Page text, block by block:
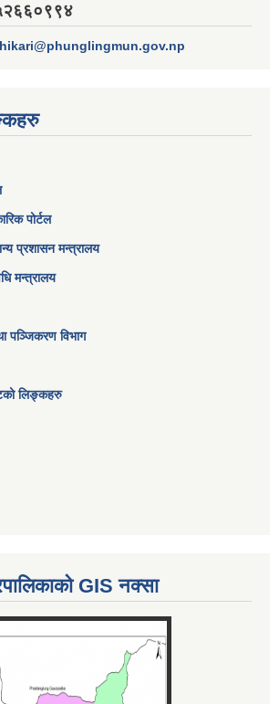
पोर्टल
प्रशासन मन्त्रालय
मन्त्रालय
पञ्जिकरण विभाग
लिङ्कहरु
GIS नक्सा